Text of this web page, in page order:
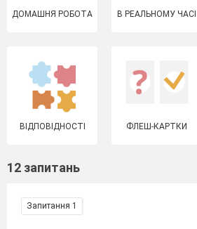
ДОМАШНЯ РОБОТА В РЕАЛЬНОМУ ЧАСІ
ВІДПОВІДНОСТІ ФЛЕШ-КАРТКИ
12 запитань
Запитання 1